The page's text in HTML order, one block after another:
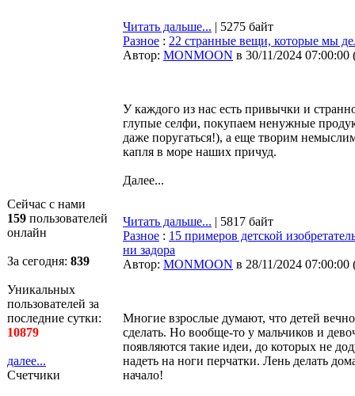
Сейчас с нами
159 пользователей
онлайн
За сегодня: 839
Уникальных
пользователей за
последние сутки:
10879
далее...
Счетчики
Читать дальше... | 5275 байт
Разное : 22 странные вещи, которые мы
Автор: MONMOON в 30/11/2024 07:00:00
У каждого из нас есть привычки и
глупые селфи, покупаем ненужные
даже поругаться!), а еще творим
капля в море наших причуд.
Далее...
Читать дальше... | 5817 байт
Разное : 15 примеров детской
ни задора
Автор: MONMOON в 28/11/2024 07:00:00
Многие взрослые думают, что детей
сделать. Но вообще-то у мальчиков и
появляются такие идеи, до которых не
надеть на ноги перчатки. Лень делать
начало!